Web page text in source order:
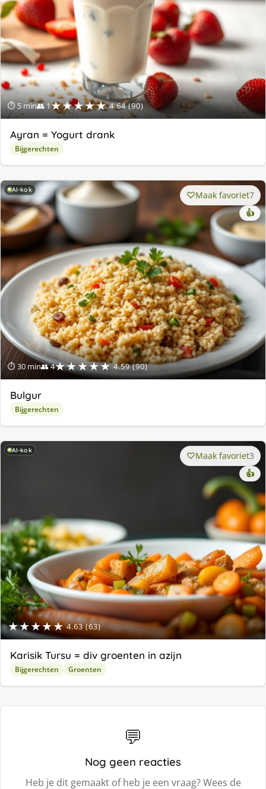
⏱ 5 min👥 1★★★★★ 4.64 (90)
Ayran = Yogurt drank
Bijgerechten
AI-kok
⏱ 30 min👥 4★★★★★ 4.59 (90)
Maak favoriet7
👍
Bulgur
Bijgerechten
AI-kok
★★★★★ 4.63 (63)
Maak favoriet3
👍
Karisik Tursu = div groenten in azijn
Bijgerechten Groenten
💬
Nog geen reacties
Heb je dit gemaakt of heb je een vraag? Wees de